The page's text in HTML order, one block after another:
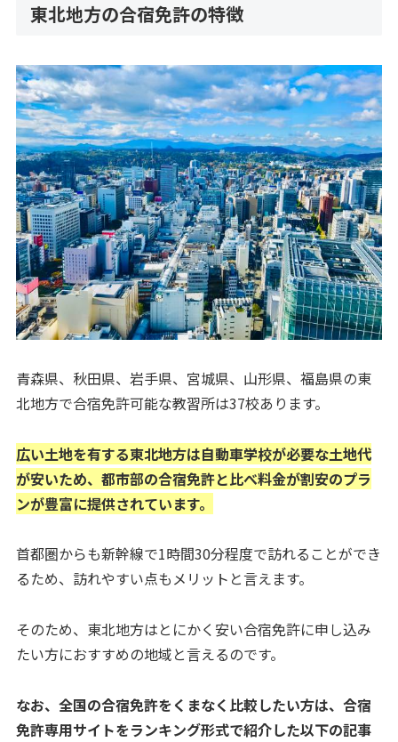
東北地方の合宿免許の特徴
青森県、秋田県、岩手県、宮城県、山形県、福島県の東
北地方で合宿免許可能な教習所は37校あります。
広い土地を有する東北地方は自動車学校が必要な土地代
が安いため、都市部の合宿免許と比べ料金が割安のプラ
ンが豊富に提供されています。
首都圏からも新幹線で1時間30分程度で訪れることができ
るため、訪れやすい点もメリットと言えます。
そのため、東北地方はとにかく安い合宿免許に申し込み
たい方におすすめの地域と言えるのです。
なお、全国の合宿免許をくまなく比較したい方は、合宿
免許専用サイトをランキング形式で紹介した以下の記事